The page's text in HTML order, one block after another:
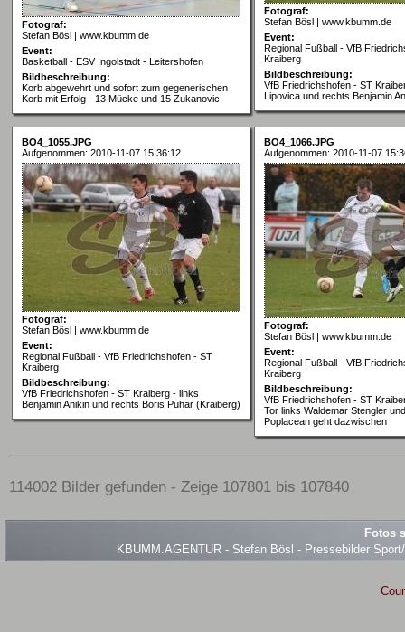
Fotograf:
Stefan Bösl | www.kbumm.de
Event:
Basketball - ESV Ingolstadt - Leitershofen
Bildbeschreibung:
Korb abgewehrt und sofort zum gegenerischen
Korb mit Erfolg - 13 Mücke und 15 Zukanovic
Fotograf:
Stefan Bösl | www.kbumm.de
Event:
Regional Fußball - VfB
Kraiberg
Bildbeschreibung:
VfB Friedrichshofen - ST
Lipovica und rechts Benjamin
BO4_1055.JPG
Aufgenommen: 2010-11-07 15:36:12
Fotograf:
Stefan Bösl | www.kbumm.de
Event:
Regional Fußball - VfB Friedrichshofen - ST
Kraiberg
Bildbeschreibung:
VfB Friedrichshofen - ST Kraiberg - links
Benjamin Anikin und rechts Boris Puhar (Kraiberg)
BO4_1066.JPG
Aufgenommen: 2010-11-07
Fotograf:
Stefan Bösl | www.kbumm.de
Event:
Regional Fußball - VfB
Kraiberg
Bildbeschreibung:
VfB Friedrichshofen - ST
Tor links Waldemar Stengler
Poplacean geht dazwischen
114002 Bilder gefunden - Zeige 107801 bis 107840
Fotos
KBUMM.AGENTUR - Stefan Bösl - Pressebilder